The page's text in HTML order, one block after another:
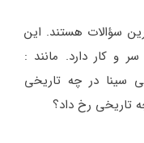
سؤالات هستند. این
و کار دارد. مانند :
سینا در چه تاریخی
تاریخی رخ داد؟